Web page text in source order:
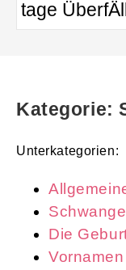
Kategorie:
Unterkategorien:
Die
Vornamen